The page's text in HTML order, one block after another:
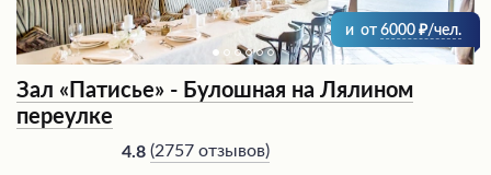
и от 6000 /чел.
Зал «Патисье» - Булошная на Лялином
переулке
4.8 (2757 отзывов)